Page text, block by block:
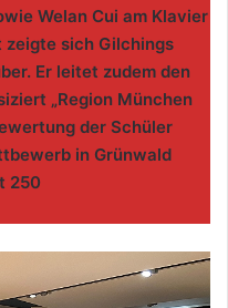
Welan Cui am Klavier
zeigte sich Gilchings
Er leitet zudem den
„Region München
der Schüler
in Grünwald
250